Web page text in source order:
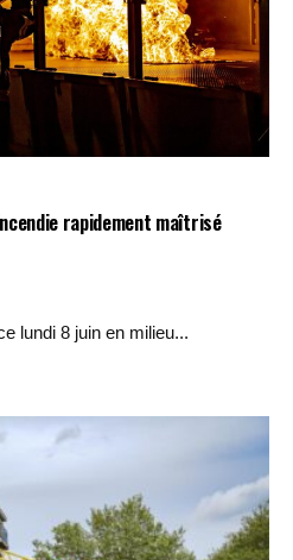
rapidement maîtrisé
lundi 8 juin en milieu...